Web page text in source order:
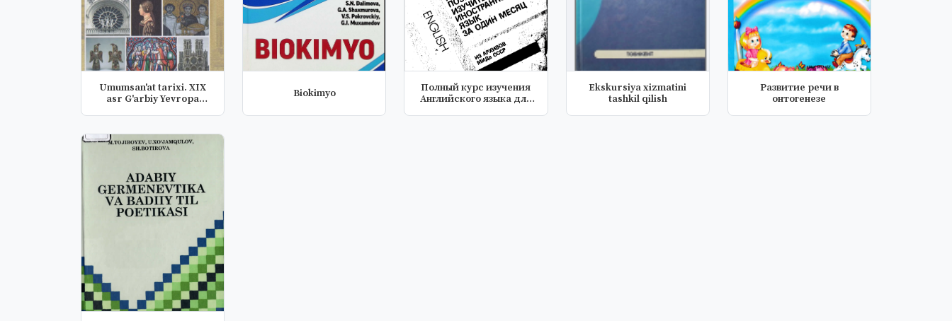
Umumsan'at tarixi. XIX
asr G'arbiy Yevropa
Biokimyo
Полный курс изучения
Английского языка для
Ekskursiya xizmatini
tashkil qilish
Развитие речи в
онтогенезе